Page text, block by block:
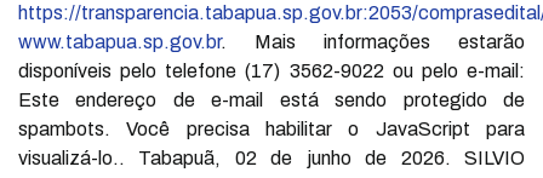
https://transparencia.tabapua.sp.gov.br:2053/
www.tabapua.sp.gov.br. Mais informações estarão
disponíveis pelo telefone (17) 3562-9022 ou pelo e-mail:
Este endereço de e-mail está sendo protegido de
spambots. Você precisa habilitar o JavaScript para
visualizá-lo. . Tabapuã, 02 de junho de 2026. SILVIO